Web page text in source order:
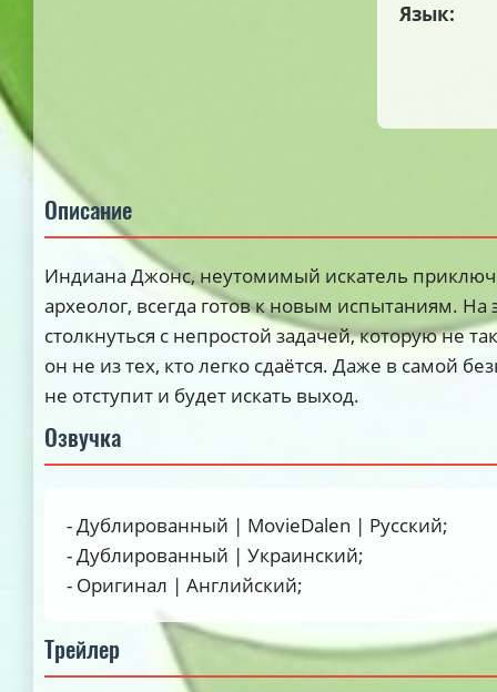
Язык:
Описание
Индиана Джонс, неутомимый искатель
археолог, всегда готов к новым испытаниям. На
столкнуться с непростой задачей, которую не
он не из тех, кто легко сдаётся. Даже в самой
не отступит и будет искать выход.
Озвучка
- Дублированный | MovieDalen | Русский;
- Дублированный | Украинский;
- Оригинал | Английский;
Трейлер